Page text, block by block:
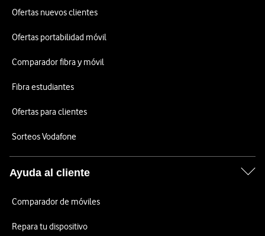
Ofertas nuevos clientes
Ofertas portabilidad móvil
Comparador fibra y móvil
Fibra estudiantes
Ofertas para clientes
Sorteos Vodafone
Ayuda al cliente
Comparador de móviles
Repara tu dispositivo